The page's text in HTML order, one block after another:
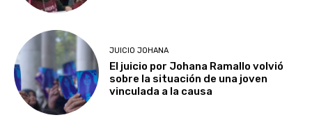
JUICIO JOHANA
El juicio por Johana Ramallo volvió
sobre la situación de una joven
vinculada a la causa